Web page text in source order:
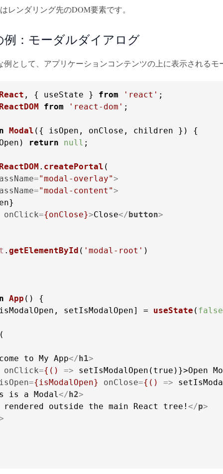
レンダリング先のDOM要素です。
例：モーダルダイアログ
例として、アプリケーションコンテンツの上に表示される
, { useState } from 'react'
from 'react-dom' ;
Modal ( { isOpen, onClose, children }
return null ;
. createPortal
="modal-overlay">
="modal-content">
onClick={onClose}>Close</button>
. getElementById ( 'modal-root' )
App (
setIsModalOpen] = useState ( false
to My App</h1>
onClick={() => setIsModalOpen(true)}>Open
={isModalOpen} onClose={()
=>
is a Modal</h2>
outside the main React tree! </p>